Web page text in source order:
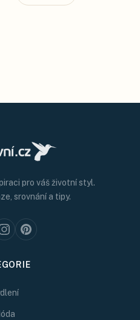
pro váš životní styl.
srovnání a tipy.